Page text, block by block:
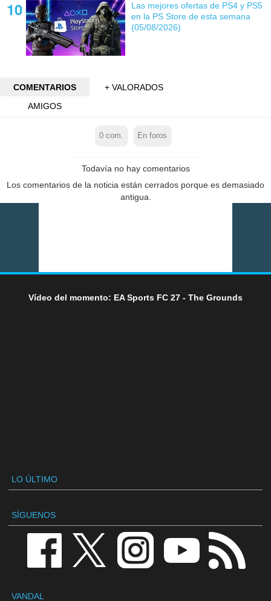
Las mejores ofertas de PS4 y PS5
en la PS Store de esta semana
(05/08/2026)
COMENTARIOS
+ VALORADOS
AMIGOS
0 com. En foros
Todavía no hay comentarios
Los comentarios de la noticia están cerrados porque es demasiado
antigua.
Vídeo del momento: EA Sports FC 27 - The Grounds
LO ÚLTIMO
SÍGUENOS
VANDAL